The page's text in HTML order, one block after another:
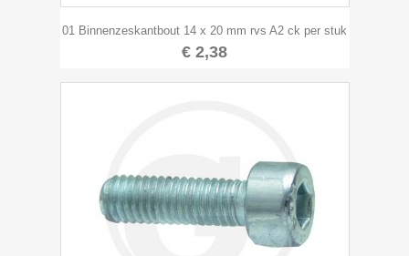
01 Binnenzeskantbout 14 x 20 mm rvs A2 ck per stuk
€ 2,38